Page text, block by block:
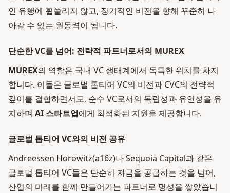
인 유행에 휩쓸리지 않고, 장기적인 비전을 향해 꾸준히 나
아갈 수 있는 원동력이 됩니다.
단순한 VC를 넘어: 전략적 파트너로서의 MUREX
MUREX의 역할은 국내 VC 생태계에서 독특한 위치를 차지
합니다. 이들은 글로벌 톱티어 VC의 비전과 CVC의 전략적
깊이를 결합하면서도, 순수 VC로서의 독립성과 유연성을 유
지하며 AI 스타트업에게 최적화된 지원을 제공합니다.
글로벌 톱티어 VC와의 비전 공유
Andreessen Horowitz(a16z)나 Sequoia Capital과 같은
글로벌 톱티어 VC들은 단순히 자금을 공급하는 것을 넘어,
산업의 미래를 함께 만들어가는 파트너로 명성을 쌓았습니